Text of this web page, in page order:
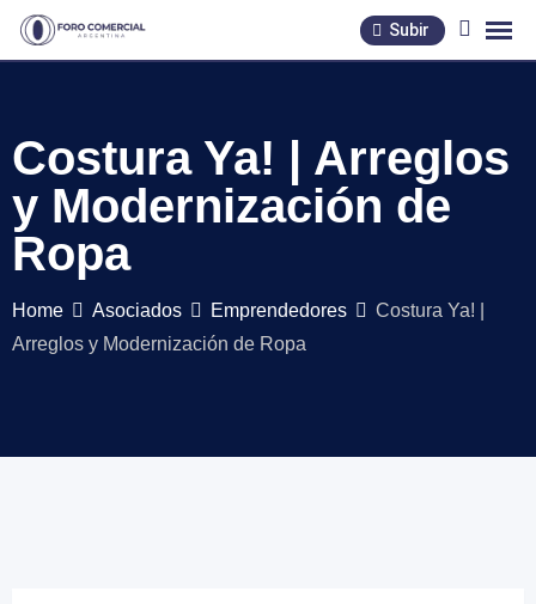
Skip
Subir
Costura Ya! | Arreglos
y Modernización de
Ropa
Home Asociados Emprendedores
Costura Ya! |
Arreglos y Modernización de Ropa